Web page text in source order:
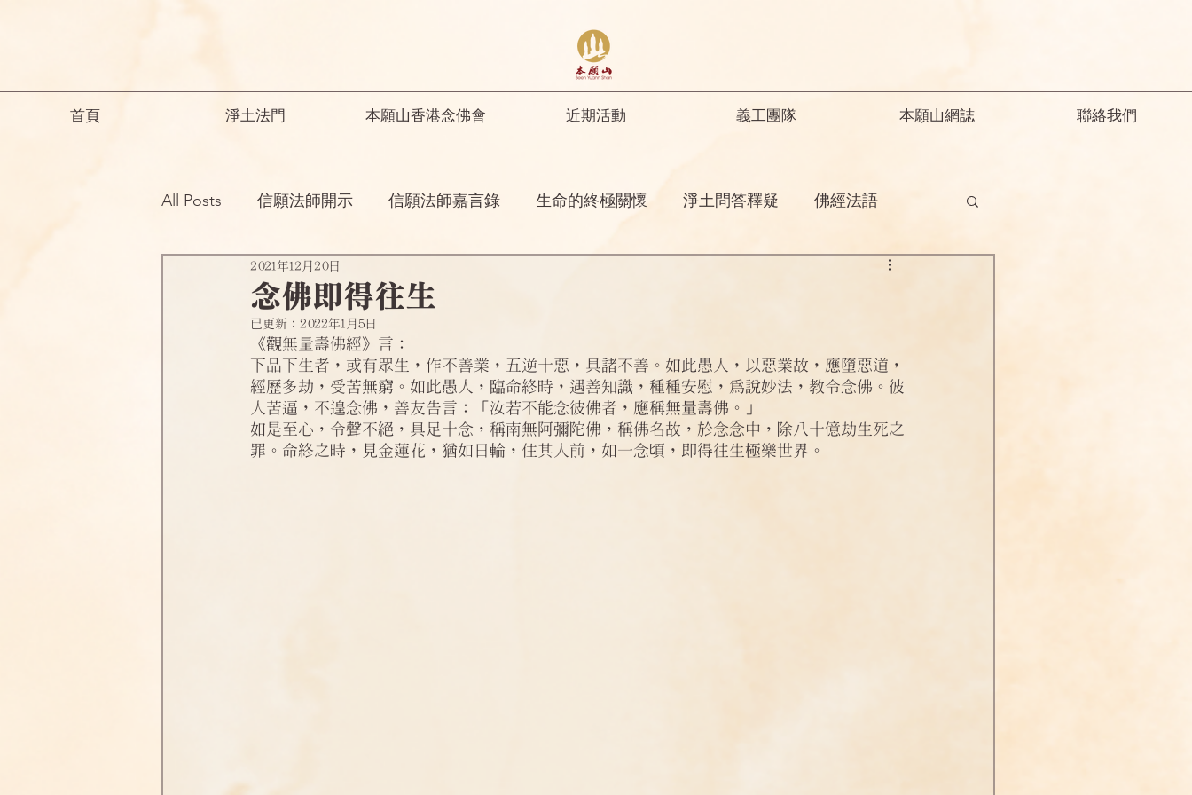
首頁 淨土法門 本願山香港念佛會 近期活動 義工團隊 本願山網誌 聯絡我們
All Posts 信願法師開示 信願法師嘉言錄 生命的終極關懷 淨土問答釋疑 佛經法語
祖師開示 諸師勸勉助念開示 釋迦教念彌陀
念佛之勝妙 一般故事
淨土偈頌法語 四十八願問答 法訊活動 每天一句正能量
念佛即得往生
2021年12月20日
已更新： 2022年1月5日
《觀無量壽佛經》言：
下品下生者，或有眾生，作不善業，五逆十惡，具諸不善。如此愚人，以惡業故，應墮惡道，
經歷多劫，受苦無窮。如此愚人，臨命終時，遇善知識，種種安慰，為說妙法，教令念佛。彼
人苦逼，不遑念佛，善友告言：「汝若不能念彼佛者，應稱無量壽佛。」
如是至心，令聲不絕，具足十念，稱南無阿彌陀佛，稱佛名故，於念念中，除八十億劫生死之
罪。命終之時，見金蓮花，猶如日輪，住其人前，如一念頃，即得往生極樂世界。